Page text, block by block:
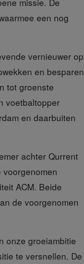
een nog
vernieuwer op
en besparen
tot groenste
voetbaltopper
en daarbuiten
achter Qurrent
ACM. Beide
de voorgenomen
onze groeiambitie
te versnellen. De